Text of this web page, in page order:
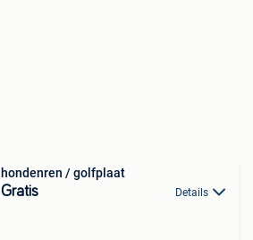
hondenren / golfplaat
Gratis Details